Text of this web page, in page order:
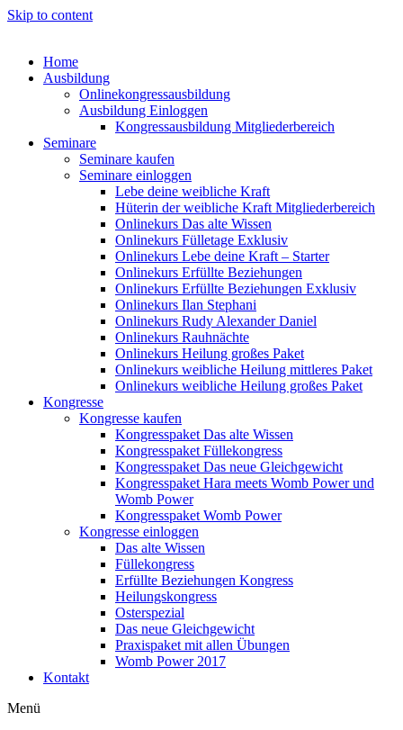
Skip to content
Home
Ausbildung
Onlinekongressausbildung
Ausbildung Einloggen
Kongressausbildung Mitgliederbereich
Seminare
Seminare kaufen
Seminare einloggen
Lebe deine weibliche Kraft
Hüterin der weibliche Kraft Mitgliederbereich
Onlinekurs Das alte Wissen
Onlinekurs Fülletage Exklusiv
Onlinekurs Lebe deine Kraft – Starter
Onlinekurs Erfüllte Beziehungen
Onlinekurs Erfüllte Beziehungen Exklusiv
Onlinekurs Ilan Stephani
Onlinekurs Rudy Alexander Daniel
Onlinekurs Rauhnächte
Onlinekurs Heilung großes Paket
Onlinekurs weibliche Heilung mittleres Paket
Onlinekurs weibliche Heilung großes Paket
Kongresse
Kongresse kaufen
Kongresspaket Das alte Wissen
Kongresspaket Füllekongress
Kongresspaket Das neue Gleichgewicht
Kongresspaket Hara meets Womb Power und
Womb Power
Kongresspaket Womb Power
Kongresse einloggen
Das alte Wissen
Füllekongress
Erfüllte Beziehungen Kongress
Heilungskongress
Osterspezial
Das neue Gleichgewicht
Praxispaket mit allen Übungen
Womb Power 2017
Kontakt
Menü